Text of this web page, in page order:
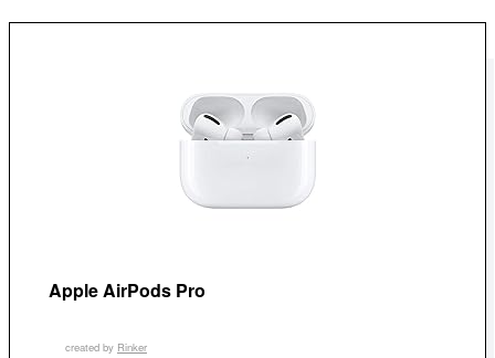
Apple AirPods Pro
created by Rinker